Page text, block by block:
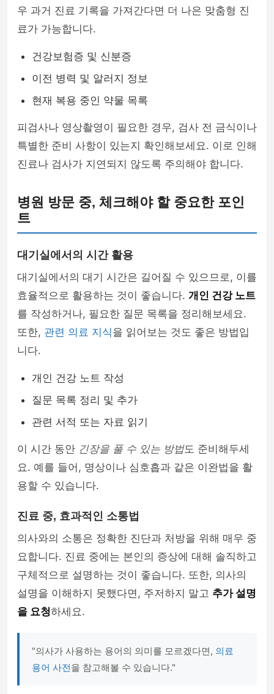
우 과거 진료 기록을 가져간다면 더 나은 맞춤형 진
료가 가능합니다.
건강보험증 및 신분증
이전 병력 및 알러지 정보
현재 복용 중인 약물 목록
피검사나 영상촬영이 필요한 경우, 검사 전 금식이나
특별한 준비 사항이 있는지 확인해보세요. 이로 인해
진료나 검사가 지연되지 않도록 주의해야 합니다.
병원 방문 중, 체크해야 할 중요한 포인
트
대기실에서의 시간 활용
대기실에서의 대기 시간은 길어질 수 있으므로, 이를
효율적으로 활용하는 것이 좋습니다. 개인 건강 노트
를 작성하거나, 필요한 질문 목록을 정리해보세요.
또한, 관련 의료 지식을 읽어보는 것도 좋은 방법입
니다.
개인 건강 노트 작성
질문 목록 정리 및 추가
관련 서적 또는 자료 읽기
이 시간 동안 긴장을 풀 수 있는 방법도 준비해두세
요. 예를 들어, 명상이나 심호흡과 같은 이완법을 활
용할 수 있습니다.
진료 중, 효과적인 소통법
의사와의 소통은 정확한 진단과 처방을 위해 매우 중
요합니다. 진료 중에는 본인의 증상에 대해 솔직하고
구체적으로 설명하는 것이 좋습니다. 또한, 의사의
설명을 이해하지 못했다면, 주저하지 말고 추가 설명
을 요청하세요.
"의사가 사용하는 용어의 의미를 모르겠다면, 의료
용어 사전을 참고해볼 수 있습니다."